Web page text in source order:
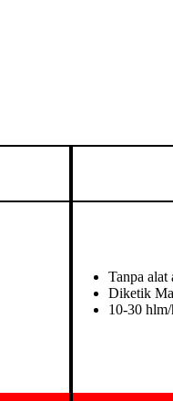
Tanpa alat
Diketik
10-30